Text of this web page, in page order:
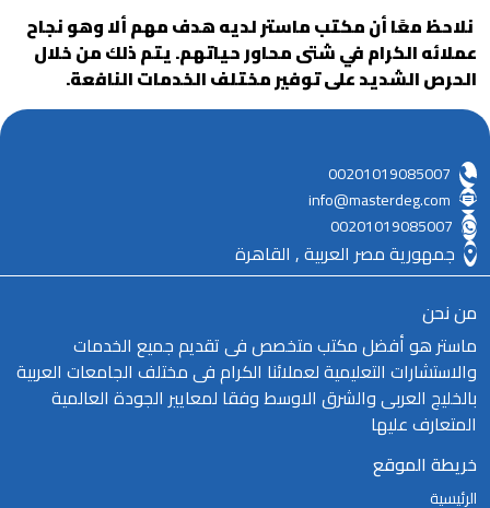
نلاحظ معًا أن مكتب ماستر لديه هدف مهم ألا وهو نجاح
عملائه الكرام في شتى محاور حياتهم. يتم ذلك من خلال
الحرص الشديد على توفير مختلف الخدمات النافعة.
00201019085007
info@masterdeg.com
00201019085007
جمهورية مصر العربية , القاهرة
من نحن
ماستر هو أفضل مكتب متخصص فى تقديم جميع الخدمات
والاستشارات التعليمية لعملائنا الكرام فى مختلف الجامعات العربية
بالخليج العربى والشرق الاوسط وفقا لمعايير الجودة العالمية
المتعارف عليها
خريطة الموقع
الرئيسية